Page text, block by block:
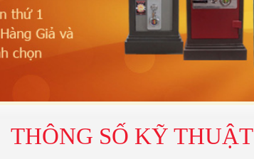
THÔNG SỐ KỸ THUẬT